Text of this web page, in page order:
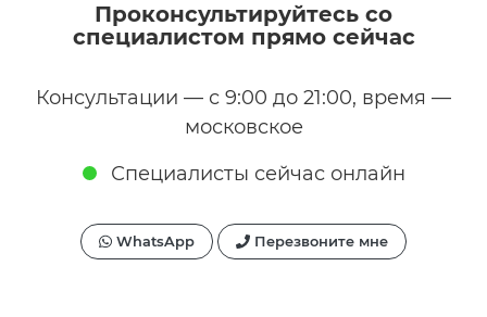
Проконсультируйтесь со
специалистом прямо сейчас
Консультации — с 9:00 до 21:00, время —
московское
Специалисты сейчас онлайн
WhatsApp Перезвоните мне